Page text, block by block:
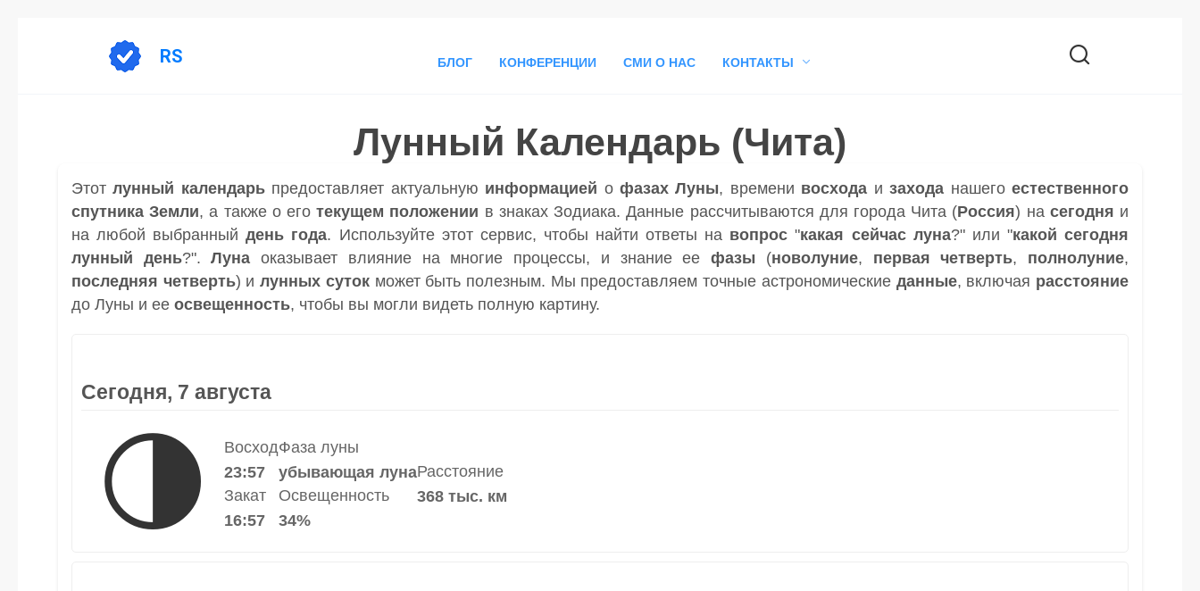
RS БЛОГ КОНФЕРЕНЦИИ СМИ О НАС КОНТАКТЫ
Лунный Календарь (Чита)
Этотлунный календарьпредоставляет актуальную информацией офазах Луны, времени восхода изахода нашегоестественного
спутника Земли, а также о еготекущем положении в знаках Зодиака. Данные рассчитываются для города Чита (Россия) на сегодня и
на любой выбранныйдень года. Используйте этот сервис, чтобы найти ответы на вопрос "какая сейчас луна?" или "какой сегодня
лунный день?".Луна оказывает влияние на многие процессы, и знание еефазы (новолуние, первая четверть, полнолуние,
последняя четверть) илунных сутокможет быть полезным. Мы предоставляем точные астрономические данные, включая расстояние
до Луны и ее освещенность, чтобы вы могли видеть полную картину.
Сегодня, 7 августа
🌗
Восход
23:57
Закат
16:57
Фаза луны
убывающая луна
Освещенность
34%
Расстояние
368 тыс. км